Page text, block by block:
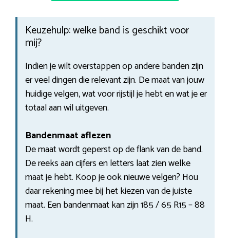
Keuzehulp: welke band is geschikt voor
mij?
Indien je wilt overstappen op andere banden zijn
er veel dingen die relevant zijn. De maat van jouw
huidige velgen, wat voor rijstijl je hebt en wat je er
totaal aan wil uitgeven.
Bandenmaat aflezen
De maat wordt geperst op de flank van de band.
De reeks aan cijfers en letters laat zien welke
maat je hebt. Koop je ook nieuwe velgen? Hou
daar rekening mee bij het kiezen van de juiste
maat. Een bandenmaat kan zijn 185 / 65 R15 – 88
H.